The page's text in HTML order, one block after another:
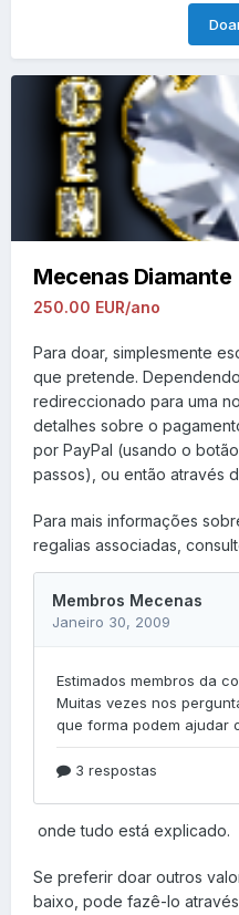
Mecenas Diamante
250.00 EUR/ano
Para doar, simplesmente
que pretende.
redireccionado para uma
detalhes sobre o
por PayPal (usando o
passos), ou então através
Para mais informações
regalias associadas,
onde tudo está explicado.
Se preferir doar outros
baixo, pode fazê-lo